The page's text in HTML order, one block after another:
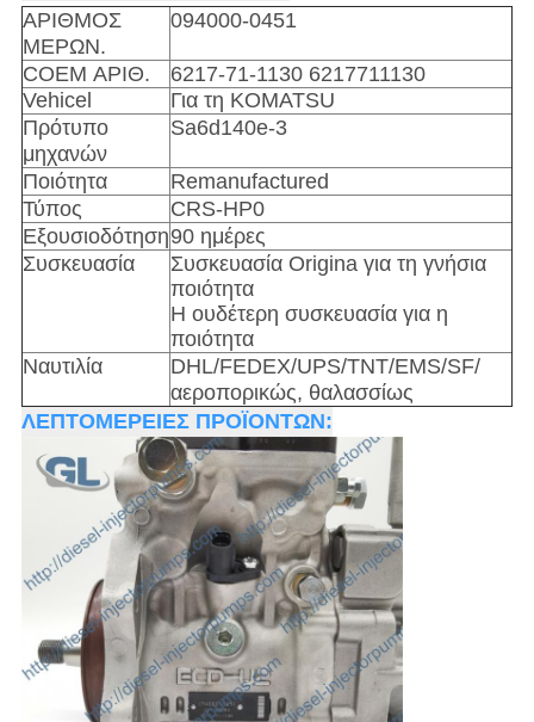
ΑΡΙΘΜΟΣ
ΜΕΡΩΝ.
094000-0451
COEM ΑΡΙΘ.
6217-71-1130 6217711130
Vehicel
Για τη KOMATSU
Πρότυπο
μηχανών
Sa6d140e-3
Ποιότητα
Remanufactured
Τύπος
CRS-HP0
Εξουσιοδότηση90 ημέρες
Συσκευασία
Συσκευασία Origina για τη γνήσια
ποιότητα
Η ουδέτερη συσκευασία για η
ποιότητα
Ναυτιλία
DHL/FEDEX/UPS/TNT/EMS/SF/
αεροπορικώς, θαλασσίως
ΛΕΠΤΟΜΕΡΕΙΕΣ ΠΡΟΪΟΝΤΩΝ: